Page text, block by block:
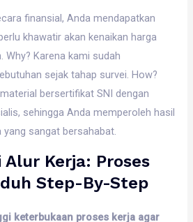
finansial, Anda mendapatkan
khawatir akan kenaikan harga
Why? Karena kami sudah
sejak tahap survei. How?
bersertifikat SNI dengan
sehingga Anda memperoleh hasil
sangat bersahabat.
Alur Kerja: Proses
Step-By-Step
keterbukaan proses kerja agar